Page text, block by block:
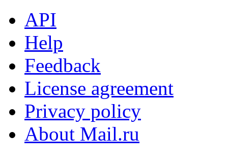
API
Help
Feedback
License agreement
Privacy policy
About Mail.ru